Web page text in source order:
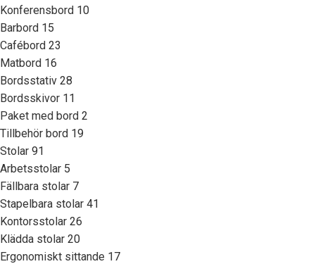
Konferensbord 10
Barbord 15
Cafébord 23
Matbord 16
Bordsstativ 28
Bordsskivor 11
Paket med bord 2
Tillbehör bord 19
Stolar 91
Arbetsstolar 5
Fällbara stolar 7
Stapelbara stolar 41
Kontorsstolar 26
Klädda stolar 20
Ergonomiskt sittande 17